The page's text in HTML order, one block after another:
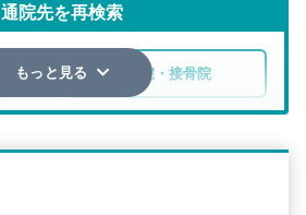
通院先を再検索
整骨院・接骨院
もっと見る